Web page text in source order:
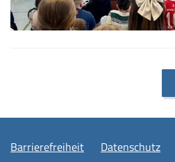
Barrierefreiheit Datenschutz